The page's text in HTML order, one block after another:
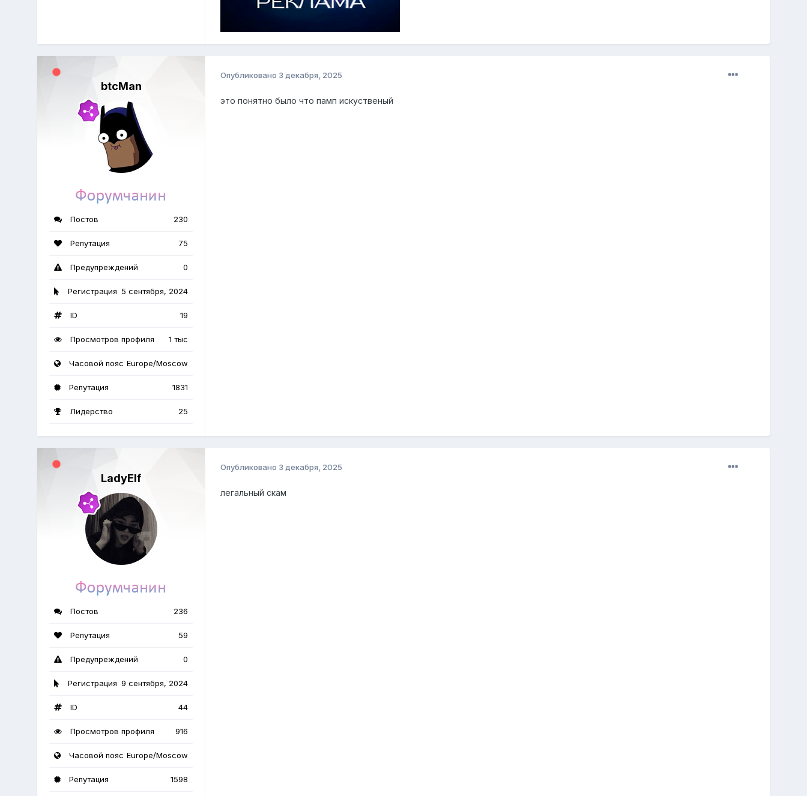
btcMan
Постов 230
Репутация 75
Предупреждений 0
Регистрация 5 сентября, 2024
ID 19
Просмотров профиля 1 тыс
Часовой пояс Europe/Moscow
Репутация 1831
Лидерство 25
Опубликовано 3 декабря, 2025
это понятно было что памп искуственый
LadyElf
Постов 236
Репутация 59
Предупреждений 0
Регистрация 9 сентября, 2024
ID 44
Просмотров профиля 916
Часовой пояс Europe/Moscow
Репутация 1598
Опубликовано 3 декабря, 2025
легальный скам